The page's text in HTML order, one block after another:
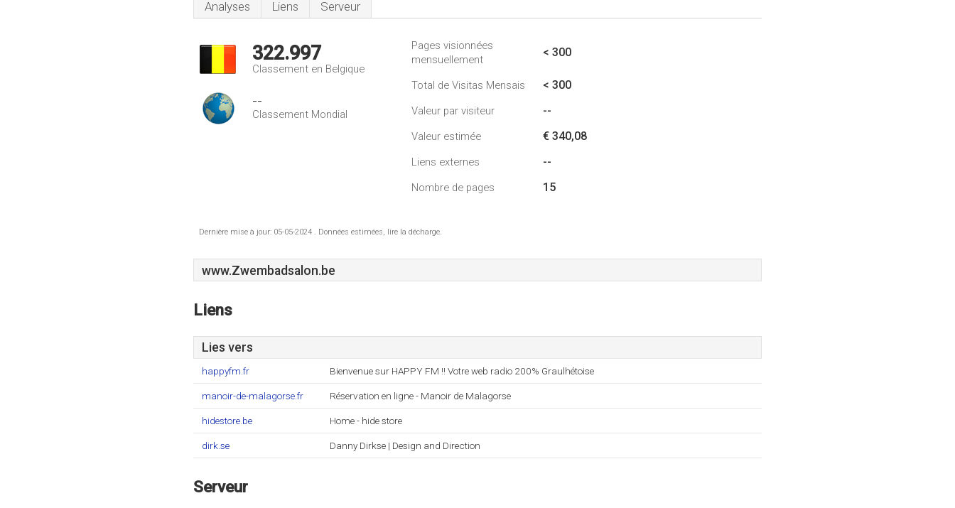
Analyses Liens Serveur
322.997
Classement en Belgique
--
Classement Mondial
Pages visionnées
mensuellement
< 300
Total de Visitas Mensais < 300
Valeur par visiteur --
Valeur estimée € 340,08
Liens externes --
Nombre de pages 15
Dernière mise à jour: 05-05-2024 . Données estimées, lire la décharge.
www.Zwembadsalon.be
Liens
Lies vers
happyfm.fr Bienvenue sur HAPPY FM !! Votre web radio 200% Graulhétoise
manoir-de-malagorse.fr Réservation en ligne - Manoir de Malagorse
hidestore.be Home - hide store
dirk.se Danny Dirkse | Design and Direction
Serveur